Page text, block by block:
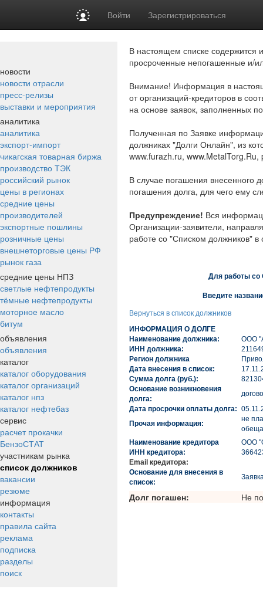
Войти Зарегистрироваться
новости
новости отрасли
пресс-релизы
выставки и мероприятия
аналитика
аналитика
экспорт-импорт
чикагская товарная биржа
производство ТЭК
российский рынок
цены в регионах
средние цены
производителей
экспортные пошлины
розничные цены
внешнеторговые цены РФ
рынок газа
средние цены НПЗ
светлые нефтепродукты
тёмные нефтепродукты
моторное масло
битум
объявления
объявления
каталог
каталог оборудования
каталог организаций
каталог нпз
каталог нефтебаз
сервис
расчет прокачки
БензоСТАТ
участникам рынка
список должников
вакансии
резюме
информация
контакты
правила сайта
реклама
подписка
разделы
поиск
В настоящем списке содержится
просроченные непогашенные и/
Внимание! Информация в
от организаций-кредиторов в
на основе заявок, заполненных
Полученная по Заявке
должниках "Долги Онлайн", из
www.furazh.ru,
В случае погашения внесенного
погашения долга, для чего ему
Предупреждение! Вся
Организации-заявители,
работе со "Списком должников" в
Для работы со
Введите
Вернуться в список должников
ИНФОРМАЦИЯ О ДОЛГЕ
Наименование должника:
ООО
ИНН должника:
Регион должника
Дата внесения в список:
Сумма долга (руб.):
Основание возникновения
долга:
Дата просрочки оплаты долга:
Прочая информация:
не
Наименование кредитора
ООО
ИНН кредитора:
Email кредитора:
Основание для внесения в
список:
Долг погашен: Не